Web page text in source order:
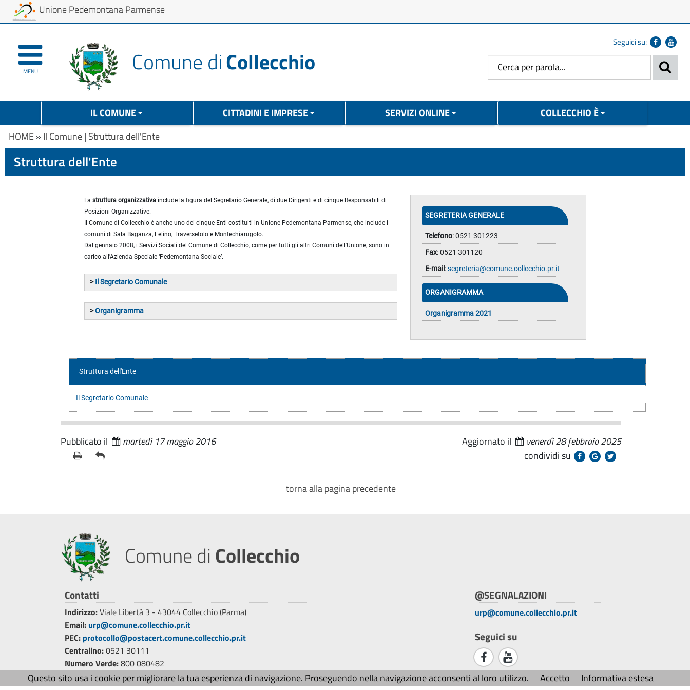
Unione Pedemontana Parmense
MENU Comune diCollecchio
Seguici su:
IL COMUNE CITTADINI E IMPRESE SERVIZI ONLINE
COLLECCHIO È
HOME » Il Comune| Struttura dell'Ente
Struttura dell'Ente
La struttura organizzativa include la figura del Segretario Generale, di due Dirigenti e di cinque Responsabili di
Posizioni Organizzative.
Il Comune di Collecchio è anche uno dei cinque Enti costituiti in Unione Pedemontana Parmense, che include i
comuni di Sala Baganza, Felino, Traversetolo e Montechiarugolo.
Dal gennaio 2008, i Servizi Sociali del Comune di Collecchio, come per tutti gli altri Comuni dell'Unione, sono in
carico all'Azienda Speciale ‘Pedemontana Sociale’.
>Il Segretario Comunale
>Organigramma
SEGRETERIA GENERALE
Telefono: 0521 301223
Fax: 0521 301120
E-mail :segreteria@comune.collecchio.pr.it
ORGANIGRAMMA
Organigramma 2021
Struttura dell'Ente
Il Segretario Comunale
Pubblicato il martedì 17 maggio 2016 Aggiornato il
venerdì 28 febbraio 2025
condividi su
torna alla pagina precedente
Comune di Collecchio
Contatti
Indirizzo:Viale Libertà 3 - 43044 Collecchio (Parma)
Email: urp@comune.collecchio.pr.it
PEC: protocollo@postacert.comune.collecchio.pr.it
Centralino:0521 30111
Numero Verde:800 080482
Fax:0521 301120
@SEGNALAZIONI
urp@comune.collecchio.pr.it
Seguici su
Credits
Questo sito usa i cookie per migliorare la tua esperienza di navigazione. Proseguendo nella navigazione acconsenti al loro utilizzo. Accetto Informativa estesa